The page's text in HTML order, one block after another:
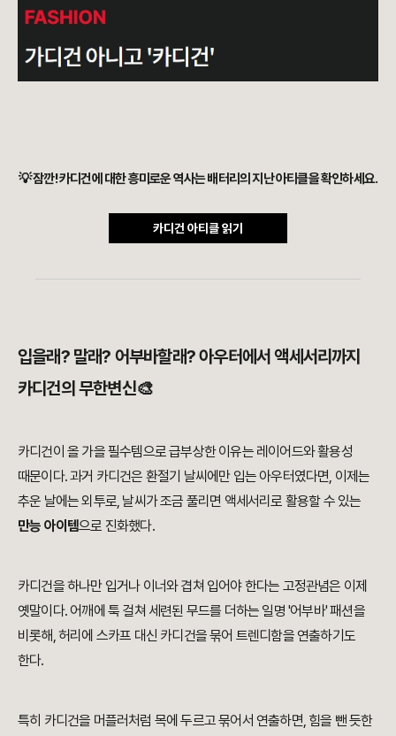
💡 잠깐! 카디건에 대한 흥미로운 역사는 배터리의 지난 아티클을 확인하세요.
카디건 아티클 읽기
입을래? 말래? 어부바할래? 아우터에서 액세서리까지
카디건의 무한변신🎨
카디건이 올 가을 필수템으로 급부상한 이유는 레이어드와 활용성
때문이다. 과거 카디건은 환절기 날씨에만 입는 아우터였다면, 이제는
추운 날에는 외투로, 날씨가 조금 풀리면 액세서리로 활용할 수 있는
만능 아이템으로 진화했다.
카디건을 하나만 입거나 이너와 겹쳐 입어야 한다는 고정관념은 이제
옛말이다. 어깨에 툭 걸쳐 세련된 무드를 더하는 일명 '어부바' 패션을
비롯해, 허리에 스카프 대신 카디건을 묶어 트렌디함을 연출하기도
한다.
특히 카디건을 머플러처럼 목에 두르고 묶어서 연출하면, 힘을 뺀 듯한